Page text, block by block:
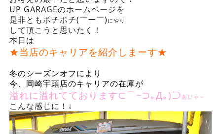
UP GARAGEのホームページを
是非ともポチポチ(￣ー￣)にやり
して頂こうと思いたく！
本日は
★当店のキャリアを紹介しまーす★
冬のシーズンオフにより
今、岡崎宇頭店のキャリアの在庫が
溢れに溢れてております⊂⌒~⊃｡Д｡)⊃ あひゃ～
こんな感じに！↓